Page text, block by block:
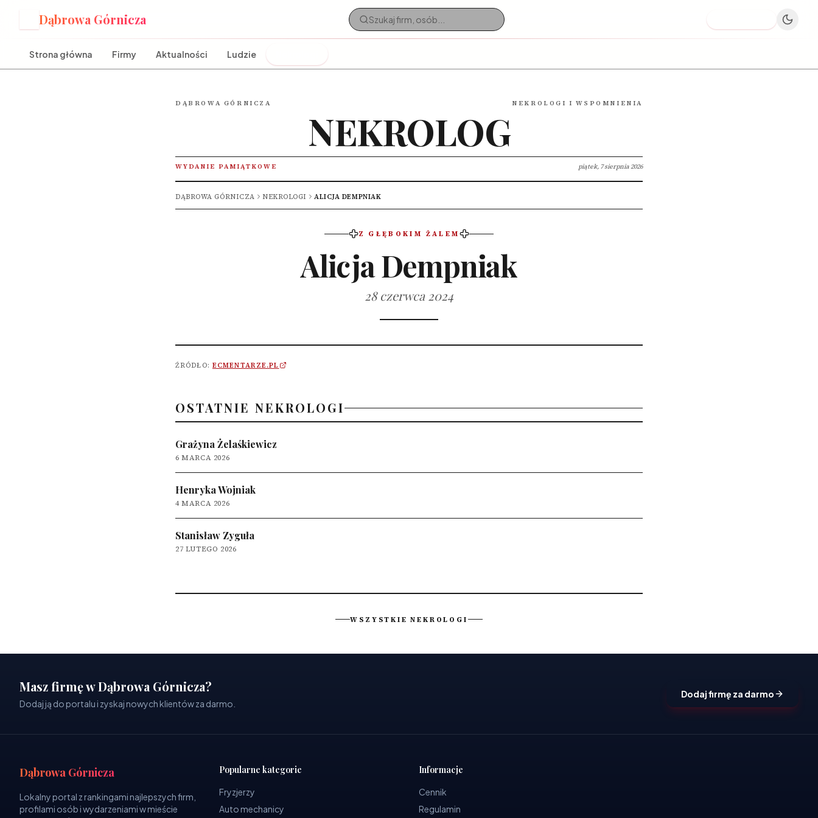
Dąbrowa Górnicza
Strona główna Firmy Aktualności Ludzie
DĄBROWA GÓRNICZA NEKROLOGI I WSPOMNIENIA
NEKROLOG
WYDANIE PAMIĄTKOWE piątek, 7 sierpnia 2026
DĄBROWA GÓRNICZA NEKROLOGI ALICJA DEMPNIAK
Z GŁĘBOKIM ŻALEM
Alicja Dempniak
28 czerwca 2024
ŹRÓDŁO: ECMENTARZE.PL
OSTATNIE NEKROLOGI
Grażyna Żelaśkiewicz
6 MARCA 2026
Henryka Wojniak
4 MARCA 2026
Stanisław Zyguła
27 LUTEGO 2026
WSZYSTKIE NEKROLOGI
Masz firmę w Dąbrowa Górnicza?
Dodaj ją do portalu i zyskaj nowych klientów za darmo.
Dodaj firmę za darmo
Dąbrowa Górnicza
Lokalny portal z rankingami najlepszych firm,
profilami osób i wydarzeniami w mieście
Popularne kategorie
Fryzjerzy
Auto mechanicy
Informacje
Cennik
Regulamin